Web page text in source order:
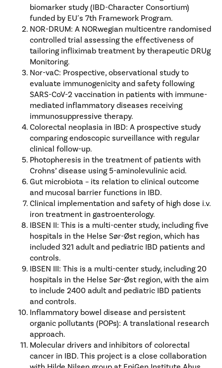
biomarker study (IBD-Character Consortium)
funded by EU´s 7th Framework Program.
NOR-DRUM: A NORwegian multicentre randomised
controlled trial assessing the effectiveness of
tailoring infliximab treatment by therapeutic DRUg
Monitoring.
Nor-vaC: Prospective, observational study to
evaluate immunogenicity and safety following
SARS-CoV-2 vaccination in patients with immune-
mediated inflammatory diseases receiving
immunosuppressive therapy.
Colorectal neoplasia in IBD: A prospective study
comparing endoscopic surveillance with regular
clinical follow-up.
Photopheresis in the treatment of patients with
Crohns’ disease using 5-aminolevulinic acid.
Gut microbiota – its relation to clinical outcome
and mucosal barrier functions in IBD.
Clinical implementation and safety of high dose i.v.
iron treatment in gastroenterology.
IBSEN II: This is a multi-center study, including five
hospitals in the Helse Sør-Øst region, which has
included 321 adult and pediatric IBD patients and
controls.
IBSEN III: This is a multi-center study, including 20
hospitals in the Helse Sør-Øst region, with the aim
to include 2400 adult and pediatric IBD patients
and controls.
Inflammatory bowel disease and persistent
organic pollutants (POPs): A translational research
approach.
Molecular drivers and inhibitors of colorectal
cancer in IBD. This project is a close collaboration